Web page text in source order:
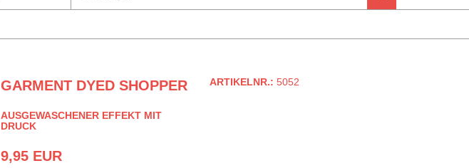
GARMENT DYED SHOPPER
AUSGEWASCHENER EFFEKT MIT
DRUCK
ARTIKELNR.: 5052
9,95 EUR